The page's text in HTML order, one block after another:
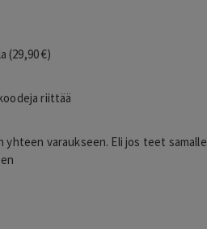
(29,90 €)
riittää
varaukseen. Eli jos teet samalle